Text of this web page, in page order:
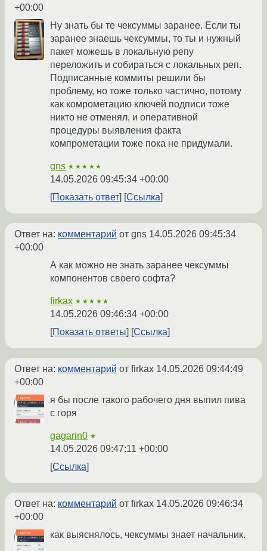
+00:00
Ну знать бы те чексуммы заранее. Если ты
заранее знаешь чексуммы, то ты и нужный
пакет можешь в локальную репу
переложить и собираться с локальных реп.
Подписанные коммиты решили бы
проблему, но тоже только частично, потому
как комрометацию ключей подписи тоже
никто не отменял, и оперативной
процедуры выявления факта
компрометации тоже пока не придумали.
gns ★★★★★
14.05.2026 09:45:34 +00:00
Показать ответ
Ссылка
Ответ на: комментарий от gns 14.05.2026 09:45:34
+00:00
А как можно не знать заранее чексуммы
компонентов своего софта?
firkax ★★★★★
14.05.2026 09:46:34 +00:00
Показать ответы
Ссылка
Ответ на: комментарий от firkax 14.05.2026 09:44:49
+00:00
я бы после такого рабочего дня выпил пива
с горя
gagarin0 ★
14.05.2026 09:47:11 +00:00
Ссылка
Ответ на: комментарий от firkax 14.05.2026 09:46:34
+00:00
как выяснялось, чексуммы знает начальник.